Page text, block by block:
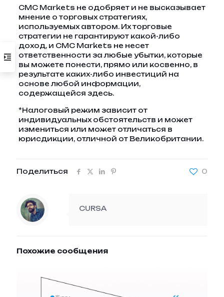
CMC Markets не одобряет и не высказывает
мнение о торговых стратегиях,
используемых автором. Их торговые
стратегии не гарантируют какой-либо
доход, и CMC Markets не несет
ответственности за любые убытки, которые
вы можете понести, прямо или косвенно, в
результате каких-либо инвестиций на
основе любой информации,
содержащейся здесь.
*Налоговый режим зависит от
индивидуальных обстоятельств и может
измениться или может отличаться в
юрисдикции, отличной от Великобритании.
Поделиться 0
CURSA
Похожие сообщения